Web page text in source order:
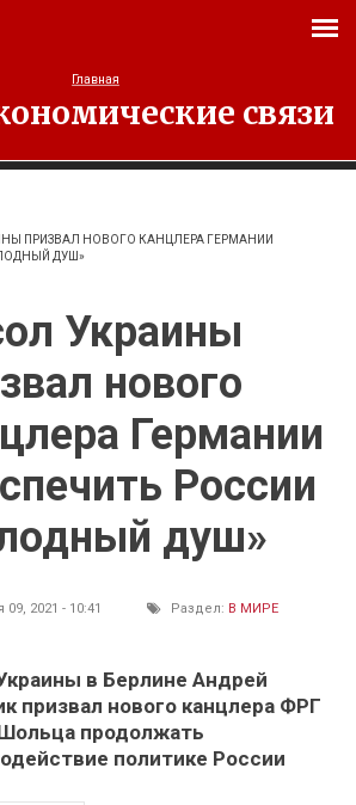
связи
ПРИЗВАЛ НОВОГО КАНЦЛЕРА ГЕРМАНИИ
ДУШ»
Украины
нового
Германии
России
душ»
09, 2021 - 10:41 Раздел: В МИРЕ
в Берлине Андрей
призвал нового канцлера ФРГ
продолжать
политике России